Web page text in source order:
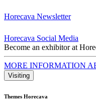
Horecava Newsletter
Horecava Social Media
Become an exhibitor at
MORE INFORMATION
Visiting
Themes Horecava